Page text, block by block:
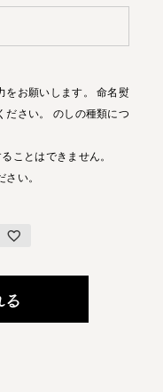
をお願いします。 命名熨
ださい。 のしの種類につ
ことはできません。
い。
る